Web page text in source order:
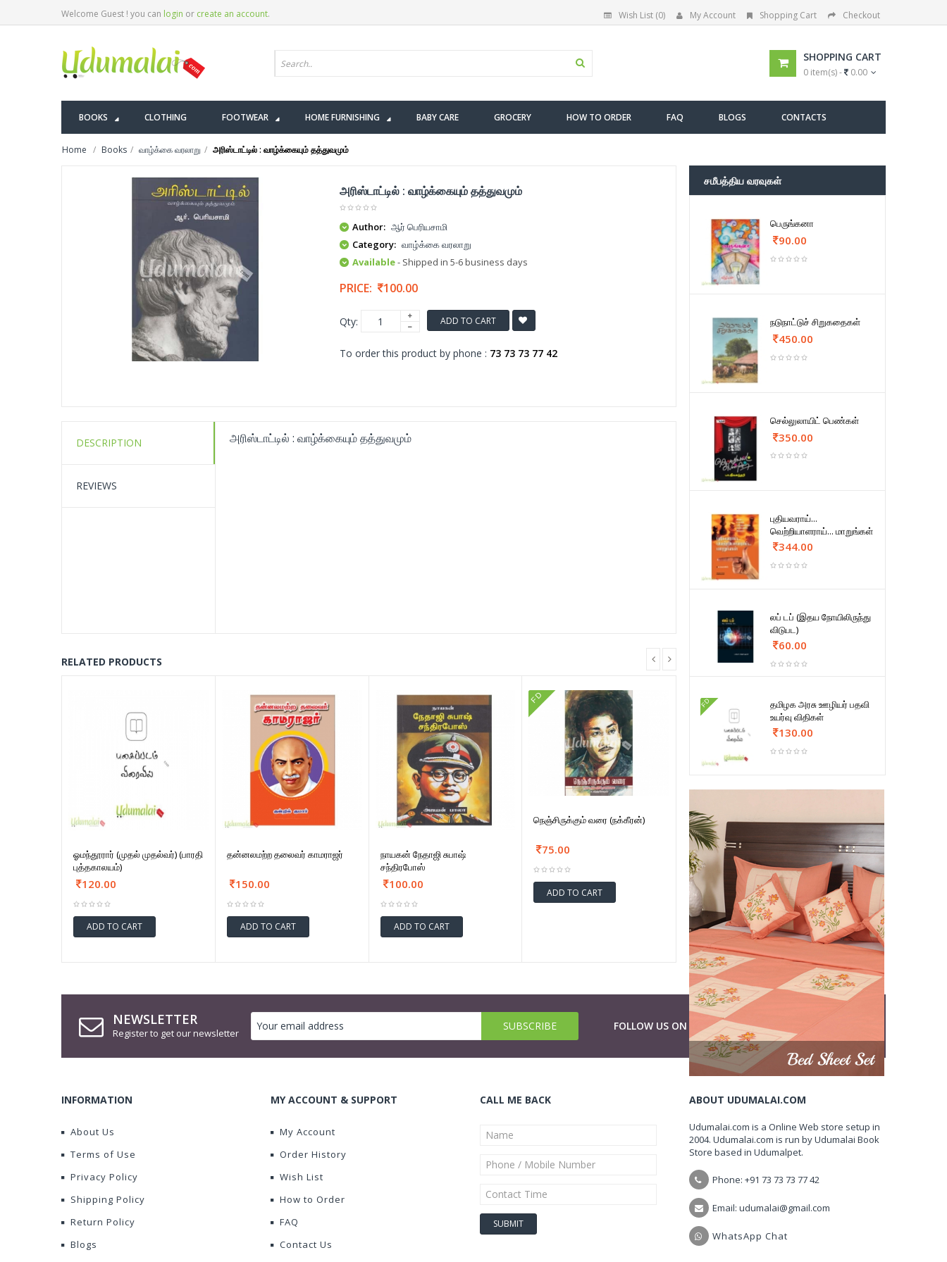
Welcome Guest ! you can login or create an account. Wish List (0) My Account Shopping Cart Checkout
SHOPPING CART
0 item(s) - 0.00
BOOKS CLOTHING FOOTWEAR HOME FURNISHING BABY CARE GROCERY HOW TO ORDER FAQ BLOGS CONTACTS
Home Books வாழ்க்கை வரலாறு அரிஸ்டாட்டில் : வாழ்க்கையும் தத்துவமும்
அரிஸ்டாட்டில் : வாழ்க்கையும் தத்துவமும்
Author: ஆர் பெரியசாமி
Category: வாழ்க்கை வரலாறு
Available- Shipped in 5-6 business days
PRICE: 100.00
Qty: ADD TO CART
To order this product by phone : 73 73 73 77 42
DESCRIPTION
REVIEWS
அரிஸ்டாட்டில் : வாழ்க்கையும் தத்துவமும்
RELATED PRODUCTS
ஓமந்தூரார் (முதல் முதல்வர்) (பாரதி
புத்தகாலயம்)
120.00
ADD TO CART
தன்னலமற்ற தலைவர் காமராஜர்
150.00
ADD TO CART
நாயகன் நேதாஜி சுபாஷ்
சந்திரபோஸ்
100.00
ADD TO CART
FD
நெஞ்சிருக்கும் வரை (நக்கீரன்)
75.00
ADD TO CART
சமீபத்திய வரவுகள்
பெருங்கனா
90.00
நடுநாட்டுச் சிறுகதைகள்
450.00
செல்லுலாயிட் பெண்கள்
350.00
புதியவராய்...
வெற்றியாளராய்... மாறுங்கள்
344.00
லப் டப் (இதய நோயிலிருந்து
விடுபட)
60.00
FD
தமிழக அரசு ஊழியர் பதவி
உயர்வு விதிகள்
130.00
NEWSLETTER
Register to get our newsletter
FOLLOW US ON
INFORMATION
About Us
Terms of Use
Privacy Policy
Shipping Policy
Return Policy
Blogs
MY ACCOUNT & SUPPORT
My Account
Order History
Wish List
How to Order
FAQ
Contact Us
CALL ME BACK ABOUT UDUMALAI.COM
Udumalai.com is a Online Web store setup in
2004. Udumalai.com is run by Udumalai Book
Store based in Udumalpet.
Phone: +91 73 73 73 77 42
Email: udumalai@gmail.com
WhatsApp Chat